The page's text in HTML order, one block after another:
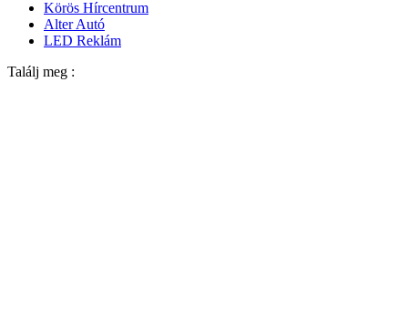
Körös Hírcentrum
Alter Autó
LED Reklám
Találj meg :